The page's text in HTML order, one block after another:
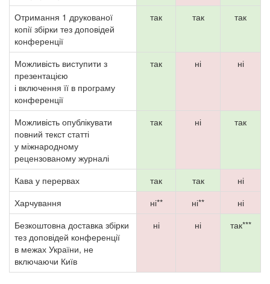
Отримання 1 друкованої
копії збірки тез доповідей
конференції
так так так
Можливість виступити з
презентацією
і включення її в програму
конференції
так ні ні
Можливість опублікувати
повний текст статті
у міжнародному
рецензованому журналі
так ні так
Кава у перервах так так
ні
Харчування
ні** ні**
ні
Безкоштовна доставка збірки
тез доповідей конференції
в межах України, не
включаючи Київ
ні ні так***